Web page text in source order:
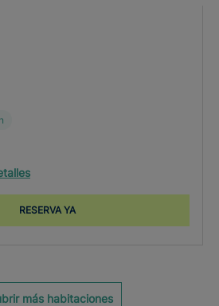
RESERVA YA
más habitaciones